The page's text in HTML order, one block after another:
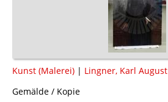
Kunst (Malerei) | Lingner, Karl August
Gemälde / Kopie